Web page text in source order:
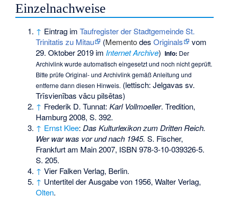
Einzelnachweise
↑ Eintrag imTaufregister der Stadtgemeinde St.
Trinitatis zu Mitau
(MementodesOriginals
vom
29. Oktober 2019 im Internet Archive) Info: Der
Archivlink wurde automatisch eingesetzt und noch nicht geprüft.
Bitte prüfe Original- und Archivlink gemäßAnleitung und
entferne dann diesen Hinweis. (lettisch: Jelgavas sv.
Trīsvienības vācu pilsētas)
↑ Frederik D. Tunnat:Karl Vollmoeller. Tredition,
Hamburg 2008, S. 392.
↑ Ernst Klee:Das Kulturlexikon zum Dritten Reich.
Wer war was vor und nach 1945. S. Fischer,
Frankfurt am Main 2007, ISBN 978-3-10-039326-5.
S. 205.
↑ Vier Falken Verlag, Berlin.
↑ Untertitel der Ausgabe von 1956, Walter Verlag,
Olten.